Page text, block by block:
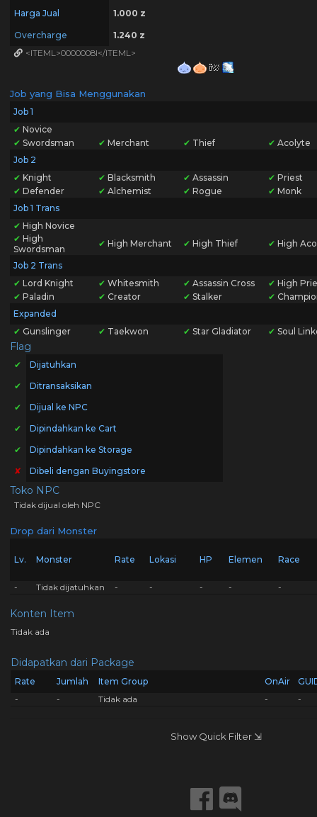
Harga Jual 1.000 z
Overcharge
1.240 z
<ITEML>0000008I</ITEML>
Job yang Bisa Menggunakan
Job 1
✔ Novice
✔ Swordsman ✔ Merchant ✔ Thief ✔ Acolyte
Job 2
✔ Knight ✔ Blacksmith ✔ Assassin ✔ Priest
✔ Defender ✔ Alchemist ✔ Rogue ✔ Monk
Job 1 Trans
✔ High Novice
✔ High
Swordsman
✔ High Merchant ✔ High Thief ✔ High
Job 2 Trans
✔ Lord Knight ✔ Whitesmith ✔ Assassin Cross ✔ High
✔ Paladin ✔ Creator ✔ Stalker ✔
Expanded
✔ Gunslinger ✔ Taekwon ✔ Star Gladiator ✔ Soul
Flag
✔
Dijatuhkan
✔
Ditransaksikan
✔
Dijual ke NPC
✔
Dipindahkan ke Cart
✔
Dipindahkan ke Storage
✘
Dibeli dengan Buyingstore
Toko NPC
Tidak dijual oleh NPC
Drop dari Monster
Lv. Monster Rate Lokasi HP Elemen Race
- Tidak dijatuhkan - - - - -
Konten Item
Tidak ada
Didapatkan dari Package
Rate Jumlah Item Group OnAir
-
- Tidak ada - -
Show Quick Filter ⇲